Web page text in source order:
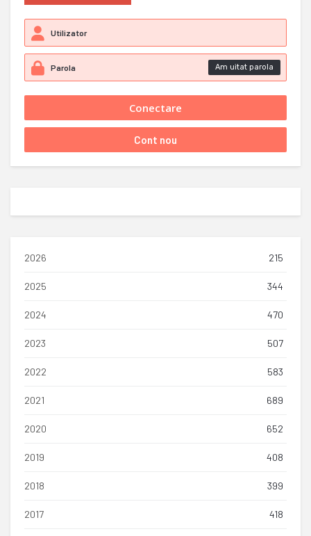
Am uitat parola
2026 215
2025 344
2024 470
2023 507
2022 583
2021 689
2020 652
2019 408
2018 399
2017 418